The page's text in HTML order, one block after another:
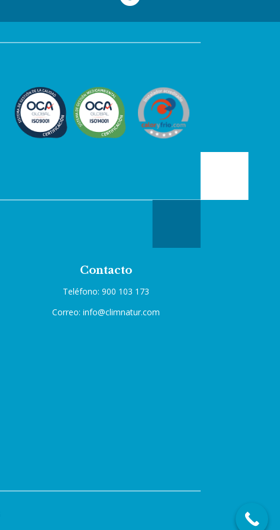
Contacto
Teléfono: 900 103 173
Correo: info@climnatur.com